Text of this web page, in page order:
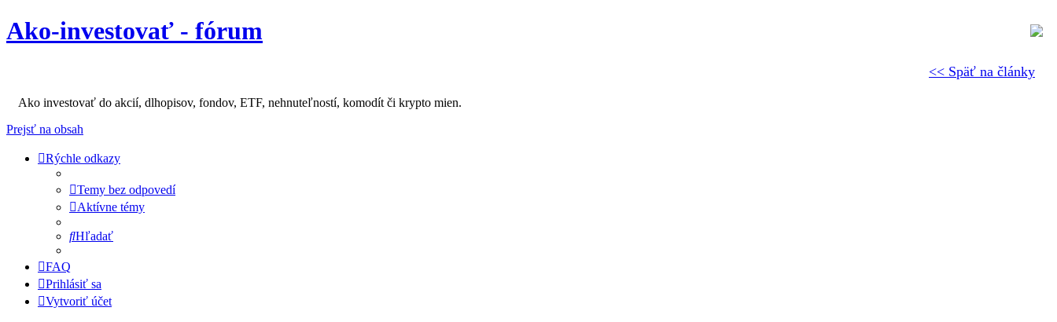
<< Späť na články
Ako-investovať - fórum
Ako investovať do akcií, dlhopisov, fondov, ETF, nehnuteľností, komodít či krypto mien.
Prejsť na obsah
Rýchle odkazy
Temy bez odpovedí
Aktívne témy
Hľadať
FAQ
Prihlásiť sa
Vytvoriť účet